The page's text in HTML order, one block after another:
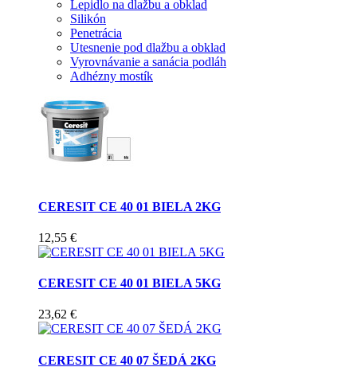
Lepidlo na dlažbu a obklad
Silikón
Penetrácia
Utesnenie pod dlažbu a obklad
Vyrovnávanie a sanácia podláh
Adhézny mostík
CERESIT CE 40 01 BIELA 2KG
12,55 €
CERESIT CE 40 01 BIELA 5KG
23,62 €
CERESIT CE 40 07 ŠEDÁ 2KG